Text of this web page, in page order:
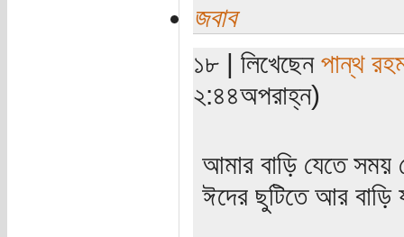
জবাব
১৮ | লিখেছেন পান্থ
২:৪৪অপরাহ্ন)
আমার বাড়ি যেতে সময়
ঈদের ছুটিতে আর বাড়ি